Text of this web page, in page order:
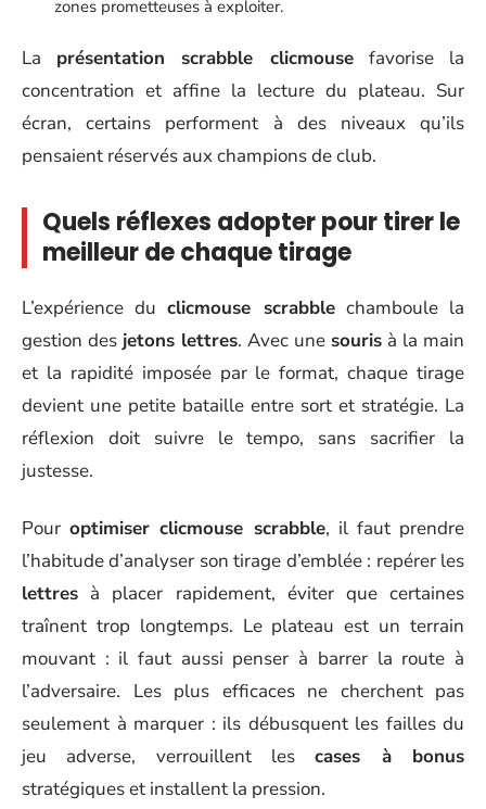
zones prometteuses à exploiter.
La présentation scrabble clicmousefavorise la
concentration et affine la lecture du plateau. Sur
écran, certains performent à des niveaux qu’ils
pensaient réservés aux champions de club.
Quels réflexes adopter pour tirer le
meilleur de chaque tirage
L’expérience duclicmouse scrabblechamboule la
gestion des jetons lettres. Avec une souris à la main
et la rapidité imposée par le format, chaque tirage
devient une petite bataille entre sort et stratégie. La
réflexion doit suivre le tempo, sans sacrifier la
justesse.
Pouroptimiser clicmouse scrabble, il faut prendre
l’habitude d’analyser son tirage d’emblée : repérer les
lettres à placer rapidement, éviter que certaines
traînent trop longtemps. Le plateau est un terrain
mouvant : il faut aussi penser à barrer la route à
l’adversaire. Les plus efficaces ne cherchent pas
seulement à marquer : ils débusquent les failles du
jeu adverse, verrouillent lescases à bonus
stratégiques et installent la pression.